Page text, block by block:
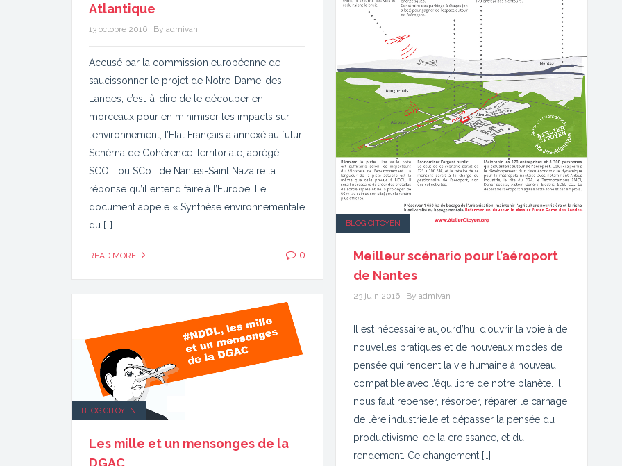
Atlantique
13 octobre 2016 By admivan
Accusé par la commission européenne de
saucissonner le projet de Notre-Dame-des-
Landes, c’est-à-dire de le découper en
morceaux pour en minimiser les impacts sur
l’environnement, l’Etat Français a annexé au futur
Schéma de Cohérence Territoriale, abrégé
SCOT ou SCoT de Nantes-Saint Nazaire la
réponse qu’il entend faire à l’Europe. Le
document appelé « Synthèse environnementale
du […]
READ MORE 0
BLOG CITOYEN
Meilleur scénario pour l’aéroport
de Nantes
23 juin 2016 By admivan
Il est nécessaire aujourd’hui d’ouvrir la voie à de
nouvelles pratiques et de nouveaux modes de
pensée qui rendent la vie humaine à nouveau
compatible avec l’équilibre de notre planète. Il
nous faut repenser, résorber, réparer le carnage
de l’ère industrielle et dépasser la pensée du
productivisme, de la croissance, et du
rendement. Ce changement […]
BLOG CITOYEN
Les mille et un mensonges de la
DGAC